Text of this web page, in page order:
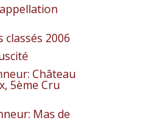
classés 2006
Château
5ème Cru
Mas de